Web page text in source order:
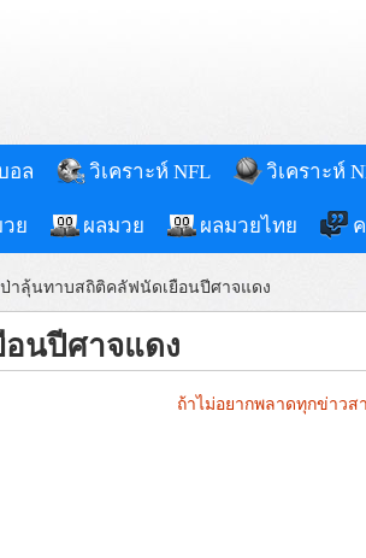
อล วิเคราะห์ NFL วิเคราะห์
ย ผลมวย ผลมวยไทย
ป่าลุ้นทาบสถิติคลัฟนัดเยือนปีศาจแดง
นปีศาจแดง
ถ้าไม่อยากพลาดทุกข่าวส